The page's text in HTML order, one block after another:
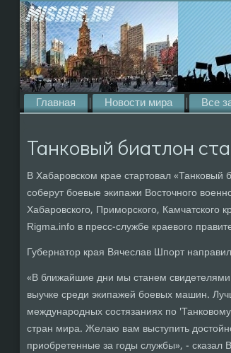
Главная Новости мира Все
Танковый биатлон
В Хабаровском крае стартовал
соберут боевые экипажи Восточного
Хабаровского, Приморского,
Rigma.info в пресс-службе краевого
Губернатор края Вячеслав Шпорт
«В ближайшие дни мы станем свидетелями
выучке среди экипажей боевых машин.
международных состязаниях по
стран мира. Желаю вам выступить
приобретенные за годы службы», - сказал